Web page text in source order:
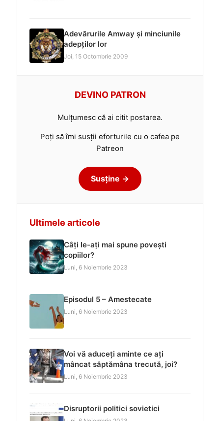
Adevărurile Amway și minciunile
adepților lor
Joi, 15 Octombrie 2009
DEVINO PATRON
Mulțumesc că ai citit postarea.
Poți să îmi susții eforturile cu o cafea pe
Patreon
Susține →
Ultimele articole
Câți le-ați mai spune povești
copiilor?
Luni, 6 Noiembrie 2023
Episodul 5 – Amestecate
Luni, 6 Noiembrie 2023
Voi vă aduceți aminte ce ați
mâncat săptămâna trecută, joi?
Luni, 6 Noiembrie 2023
Disruptorii politici sovietici